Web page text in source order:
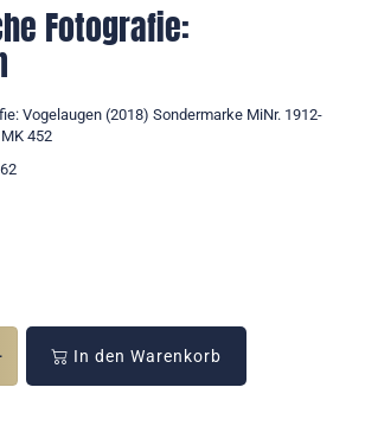
Fotografie:
Vogelaugen (2018) Sondermarke MiNr. 1912-
452
In den Warenkorb